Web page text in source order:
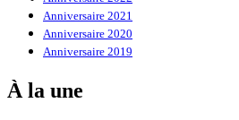
Anniversaire 2021
Anniversaire 2020
Anniversaire 2019
À la une